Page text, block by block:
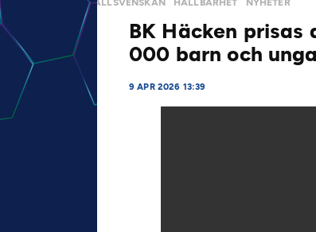
BK Häcken prisas
000 barn och unga
9 APR 2026 13:39